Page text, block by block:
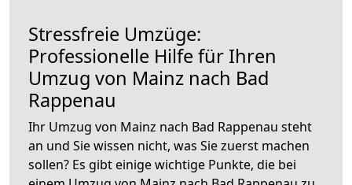
Stressfreie Umzüge:
Professionelle Hilfe für Ihren
Umzug von Mainz nach Bad
Rappenau
Ihr Umzug von Mainz nach Bad Rappenau steht
an und Sie wissen nicht, was Sie zuerst machen
sollen? Es gibt einige wichtige Punkte, die bei